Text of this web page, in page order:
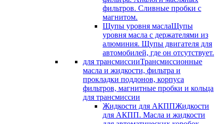
фильтров. Сливные пробки с
магнитом.
Щупы уровня маслаЩупы
уровня масла с держателями из
алюминия. Щупы двигателя для
автомобилей, где он отсутствует.
для трансмиссииТрансмиссионные
масла и жидкости, фильтра и
прокладки поддонов, корпуса
фильтров, магнитные пробки и кольца
для трансмиссии
Жидкости для АКППЖидкости
для АКПП. Масла и жидкости